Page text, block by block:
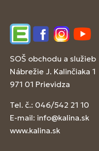
EdupageFacebookInstagram
YouTube
SOŠ obchodu a služieb
Nábrežie J. Kalinčiaka 1
971 01 Prievidza
Tel. č.: 046/542 21 10
E-mail: info@kalina.sk
www.kalina.sk